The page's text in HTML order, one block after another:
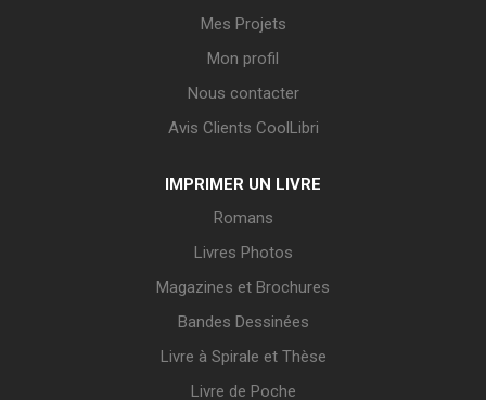
Mes Projets
Mon profil
Nous contacter
Avis Clients CoolLibri
IMPRIMER UN LIVRE
Romans
Livres Photos
Magazines et Brochures
Bandes Dessinées
Livre à Spirale et Thèse
Livre de Poche